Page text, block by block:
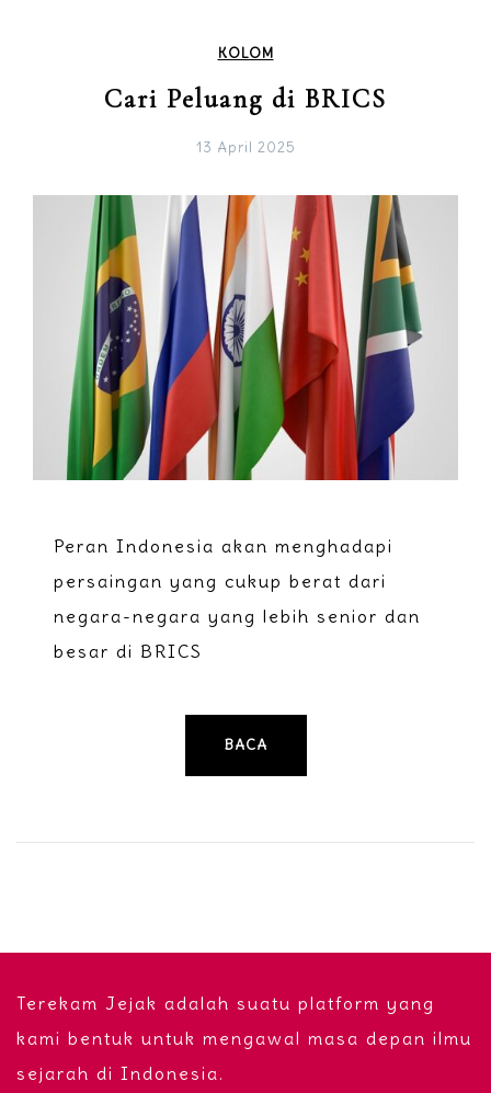
KOLOM
Cari Peluang di BRICS
13 April 2025
Peran Indonesia akan menghadapi
persaingan yang cukup berat dari
negara-negara yang lebih senior dan
besar di BRICS
BACA
Terekam Jejak adalah suatu platform yang
kami bentuk untuk mengawal masa depan ilmu
sejarah di Indonesia.